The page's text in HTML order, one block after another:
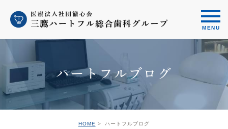
ハートフルブログ
HOME ハートフルブログ